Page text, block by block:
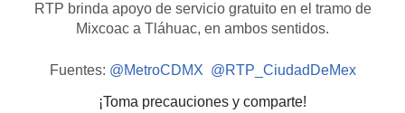
RTP brinda apoyo de servicio gratuito en el tramo de
Mixcoac a Tláhuac, en ambos sentidos.
Fuentes: @MetroCDMX @RTP_CiudadDeMex
¡Toma precauciones y comparte!